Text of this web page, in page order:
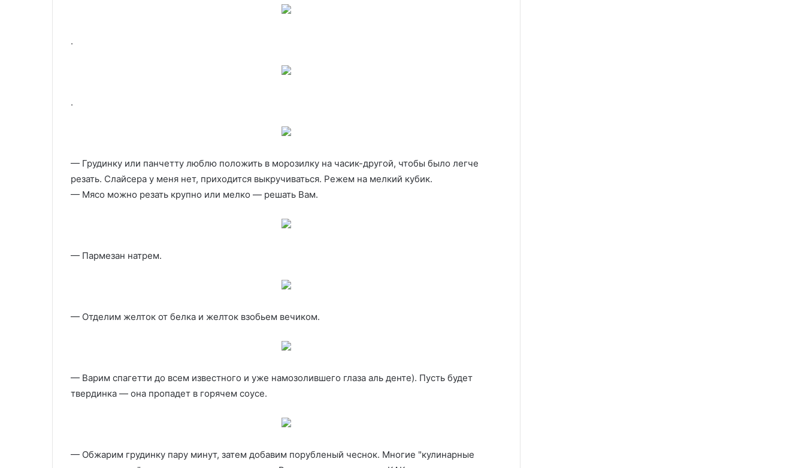
.
.
— Грудинку или панчетту люблю положить в морозилку на часик-другой, чтобы было легче
резать. Слайсера у меня нет, приходится выкручиваться. Режем на мелкий кубик.
— Мясо можно резать крупно или мелко — решать Вам.
— Пармезан натрем.
— Отделим желток от белка и желток взобьем вечиком.
— Варим спагетти до всем известного и уже намозолившего глаза аль денте). Пусть будет
твердинка — она пропадет в горячем соусе.
— Обжарим грудинку пару минут, затем добавим порубленый чеснок. Многие "кулинарные